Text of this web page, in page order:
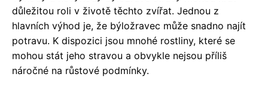
důležitou roli v životě těchto zvířat. Jednou z
hlavních výhod je, že býložravec může snadno najít
potravu. K dispozici jsou mnohé rostliny, které se
mohou stát jeho stravou a obvykle nejsou příliš
náročné na růstové podmínky.